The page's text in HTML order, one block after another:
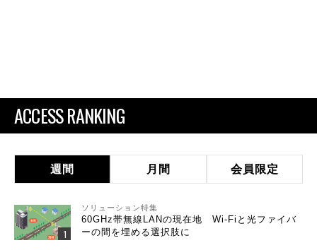
ACCESS RANKING
週間 月間 会員限定
ソリューション特集
60GHz帯無線LANの現在地 Wi-Fiと光ファイバ
ーの間を埋める選択肢に